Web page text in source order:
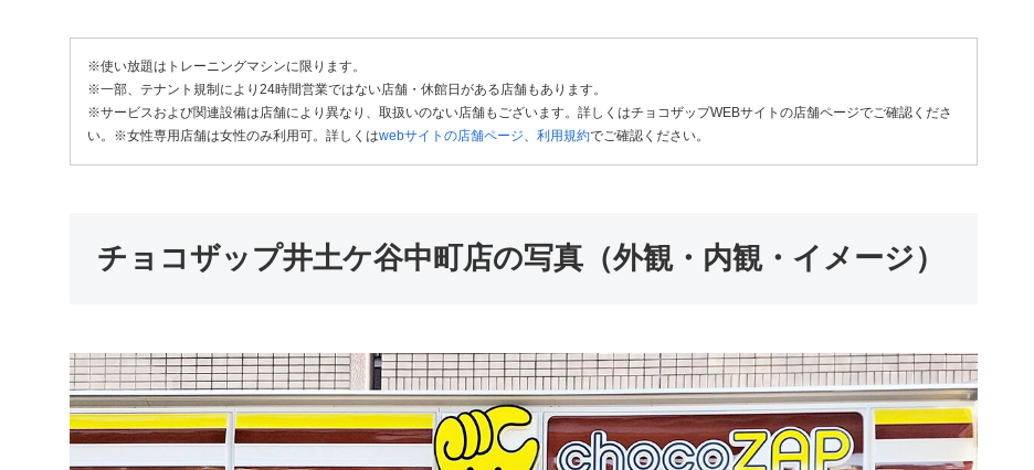
※使い放題はトレーニングマシンに限ります。
※一部、テナント規制により24時間営業ではない店舗・休館日がある店舗もあります。
※サービスおよび関連設備は店舗により異なり、取扱いのない店舗もございます。詳しくはチョコザップWEBサイトの店舗ページでご確認くださ
い。※女性専用店舗は女性のみ利用可。詳しくはwebサイトの店舗ページ 利用規約でご確認ください。
チョコザップ井土ケ谷中町店の写真（外観・内観・イメージ）